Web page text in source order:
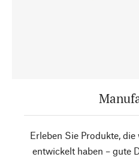
Erleben Sie Produkte,
entwickelt haben – gute